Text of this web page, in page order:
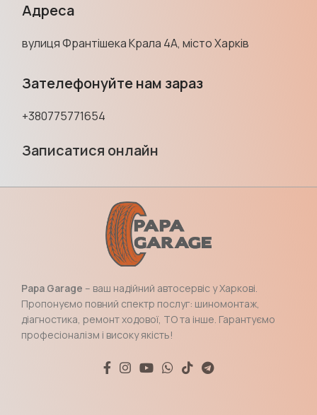
Адреса
вулиця Франтішека Крала 4А, місто Харків
Зателефонуйте нам зараз
+380775771654
Записатися онлайн
Papa Garage – ваш надійний автосервіс у Харкові.
Пропонуємо повний спектр послуг: шиномонтаж,
діагностика, ремонт ходової, ТО та інше. Гарантуємо
професіоналізм і високу якість!